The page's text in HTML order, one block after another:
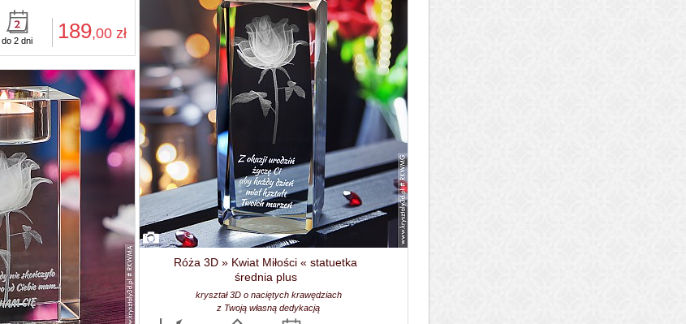
189,00zł
do 2 dni
Róża 3D » Kwiat Miłości « statuetka
średnia plus
kryształ 3D o naciętych krawędziach
z Twoją własną dedykacją